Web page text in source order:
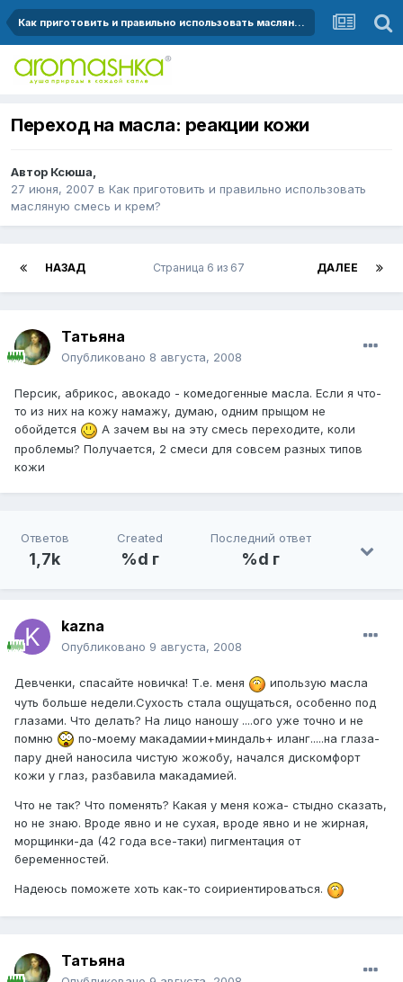
Как приготовить и правильно использовать масляную смесь и крем?
Переход на масла: реакции кожи
Автор Ксюша,
27 июня, 2007 в Как приготовить и правильно использовать
масляную смесь и крем?
НАЗАД ДАЛЕЕ
Страница 6 из 67
Татьяна
Опубликовано 8 августа, 2008
Персик, абрикос, авокадо - комедогенные масла. Если я что-
то из них на кожу намажу, думаю, одним прыщом не
обойдется
А зачем вы на эту смесь переходите, коли
проблемы? Получается, 2 смеси для совсем разных типов
кожи
Ответов
1,7k
Created
%d г
Последний ответ
%d г
kazna
Опубликовано 9 августа, 2008
Девченки, спасайте новичка! Т.е. меня
ипользую масла
чуть больше недели.Сухость стала ощущаться, особенно под
глазами. Что делать? На лицо наношу ....ого уже точно и не
помню
по-моему макадамии+миндаль+ иланг.....на глаза-
пару дней наносила чистую жожобу, начался дискомфорт
кожи у глаз, разбавила макадамией.
Что не так? Что поменять? Какая у меня кожа- стыдно сказать,
но не знаю. Вроде явно и не сухая, вроде явно и не жирная,
морщинки-да (42 года все-таки) пигментация от
беременностей.
Надеюсь поможете хоть как-то соириентироваться.
Татьяна